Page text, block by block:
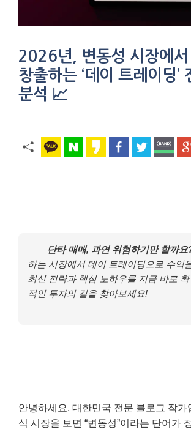
2026년, 변동성 시장에서
창출하는 ‘데이 트레이딩’
분석 📈
단타 매매, 과연 위험하기만 할까요
하는 시장에서 데이 트레이딩으로 수익
최신 전략과 핵심 노하우를 지금 바로
적인 투자의 길을 찾아보세요!
안녕하세요, 대한민국 전문 블로그 작가
식 시장을 보면 “변동성”이라는 단어가